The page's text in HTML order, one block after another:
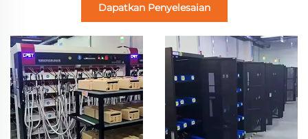
Dapatkan Penyelesaian